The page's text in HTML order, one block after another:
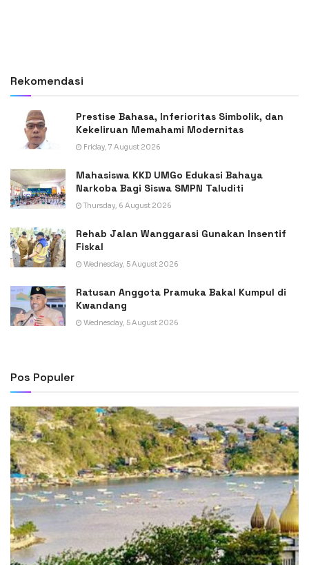
Rekomendasi
Prestise Bahasa, Inferioritas Simbolik, dan
Kekeliruan Memahami Modernitas
Friday, 7 August 2026
Mahasiswa KKD UMGo Edukasi Bahaya
Narkoba Bagi Siswa SMPN Taluditi
Thursday, 6 August 2026
Rehab Jalan Wanggarasi Gunakan Insentif
Fiskal
Wednesday, 5 August 2026
Ratusan Anggota Pramuka Bakal Kumpul di
Kwandang
Wednesday, 5 August 2026
Pos Populer